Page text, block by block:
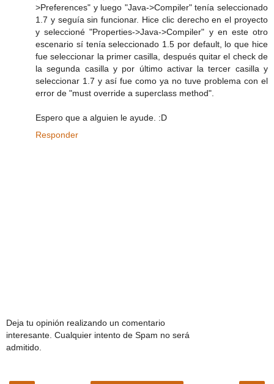
>Preferences" y luego "Java->Compiler" tenía seleccionado
1.7 y seguía sin funcionar. Hice clic derecho en el proyecto
y seleccioné "Properties->Java->Compiler" y en este otro
escenario sí tenía seleccionado 1.5 por default, lo que hice
fue seleccionar la primer casilla, después quitar el check de
la segunda casilla y por último activar la tercer casilla y
seleccionar 1.7 y así fue como ya no tuve problema con el
error de "must override a superclass method".
Espero que a alguien le ayude. :D
Responder
Deja tu opinión realizando un comentario
interesante. Cualquier intento de Spam no será
admitido.